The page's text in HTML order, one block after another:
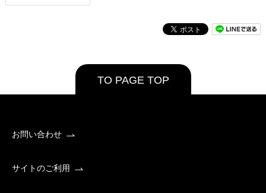
TO PAGE TOP
お問い合わせ
サイトのご利用